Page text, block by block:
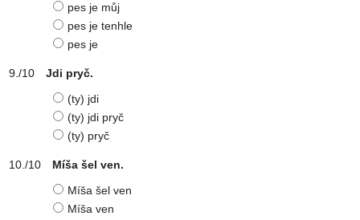
pes je můj
pes je tenhle
pes je
Jdi pryč.
(ty) jdi
(ty) jdi pryč
(ty) pryč
Míša šel ven.
Míša šel ven
Míša ven